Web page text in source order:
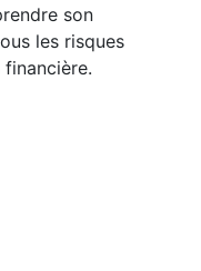
son
les risques